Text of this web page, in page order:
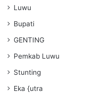
Luwu
Bupati
GENTING
Pemkab Luwu
Stunting
Eka {utra